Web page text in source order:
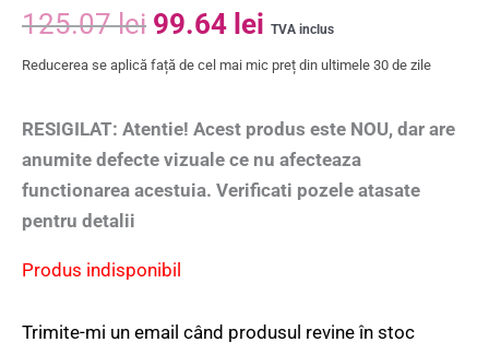
125.07lei 99.64 lei TVA inclus
Reducerea se aplică față de cel mai mic preț din ultimele 30 de zile
RESIGILAT: Atentie! Acest produs este NOU, dar are
anumite defecte vizuale ce nu afecteaza
functionarea acestuia. Verificati pozele atasate
pentru detalii
Produs indisponibil
Trimite-mi un email când produsul revine în stoc